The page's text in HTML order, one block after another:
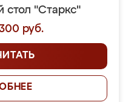
стол "Старкс"
руб.